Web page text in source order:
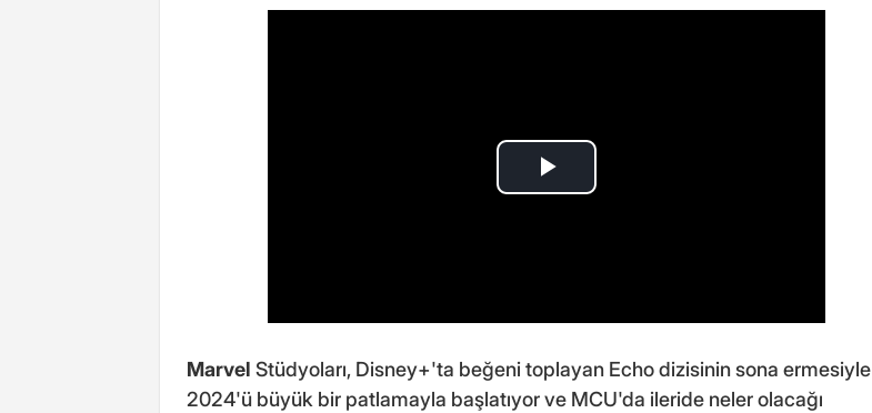
Marvel Stüdyoları, Disney+'ta beğeni toplayan Echo dizisinin sona ermesiyle
2024'ü büyük bir patlamayla başlatıyor ve MCU'da ileride neler olacağı